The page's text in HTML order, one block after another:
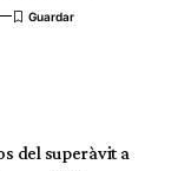
del superàvit a